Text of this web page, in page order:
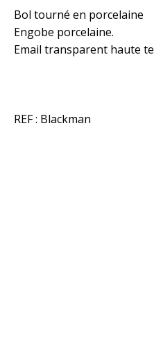
Bol tourné en porcelaine
Engobe porcelaine.
Email transparent haute
REF : Blackman